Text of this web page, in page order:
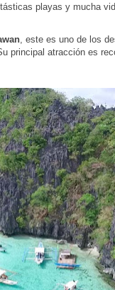
playas y mucha
, este es uno de los
principal atracción es